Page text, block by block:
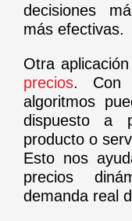
decisiones
más efectivas.
Otra
precios. Con
algoritmos
dispuesto a
producto o
Esto nos
precios
demanda real